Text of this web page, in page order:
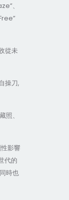
、
從未
操刀,
照、
影響
代的
時也